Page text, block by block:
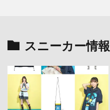
スニーカー情報